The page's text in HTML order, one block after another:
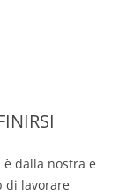
dalla nostra e
di lavorare